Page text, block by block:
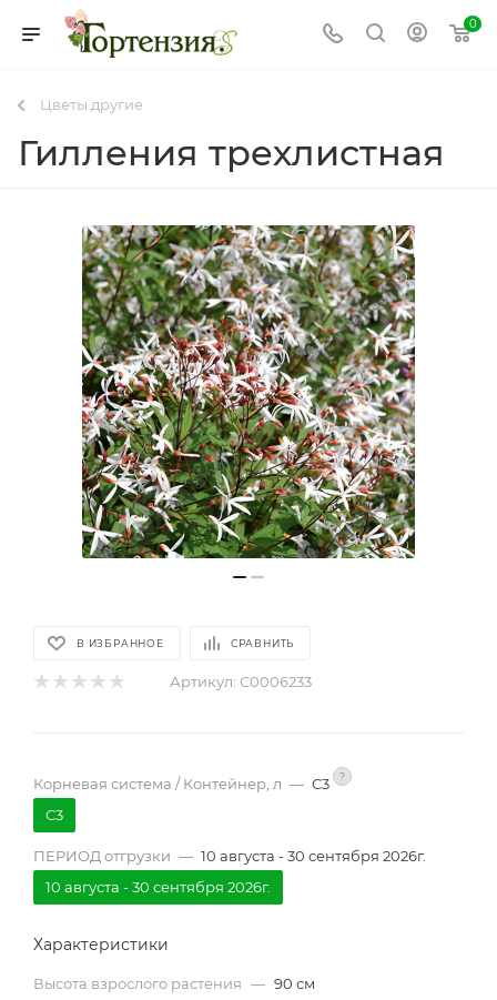
0
Цветы другие
Гилления трехлистная
В ИЗБРАННОЕ СРАВНИТЬ
Артикул: С0006233
Корневая система / Контейнер, л — С3 ?
С3
ПЕРИОД отгрузки — 10 августа - 30 сентября 2026г.
10 августа - 30 сентября 2026г.
Характеристики
Высота взрослого растения — 90 см